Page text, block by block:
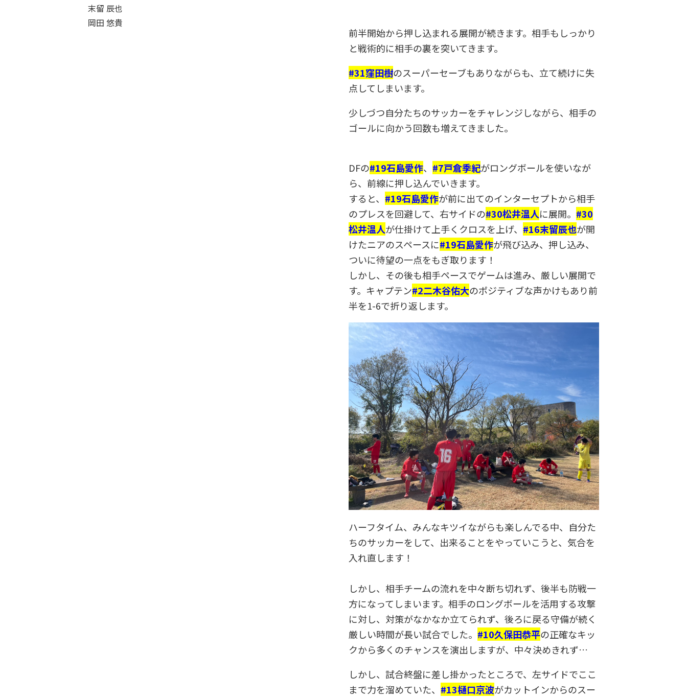
末留 辰也
岡田 悠貴
前半開始から押し込まれる展開が続きます。相手もしっかり
と戦術的に相手の裏を突いてきます。
#31窪田樹のスーパーセーブもありながらも、立て続けに失
点してしまいます。
少しづつ自分たちのサッカーをチャレンジしながら、相手の
ゴールに向かう回数も増えてきました。
DFの#19石島愛作、 #7戸倉季紀がロングボールを使いなが
ら、前線に押し込んでいきます。
すると、 #19石島愛作が前に出てのインターセプトから相手
のプレスを回避して、右サイドの#30松井温人に展開。 #30
松井温人が仕掛けて上手くクロスを上げ、 #16末留辰也が開
けたニアのスペースに#19石島愛作が飛び込み、押し込み、
ついに待望の一点をもぎ取ります！
しかし、その後も相手ペースでゲームは進み、厳しい展開で
す。キャプテン#2二木谷佑大のポジティブな声かけもあり前
半を1-6で折り返します。
ハーフタイム、みんなキツイながらも楽しんでる中、自分た
ちのサッカーをして、出来ることをやっていこうと、気合を
入れ直します！
しかし、相手チームの流れを中々断ち切れず、後半も防戦一
方になってしまいます。相手のロングボールを活用する攻撃
に対し、対策がなかなか立てられず、後ろに戻る守備が続く
厳しい時間が長い試合でした。 #10久保田恭平の正確なキッ
クから多くのチャンスを演出しますが、中々決めきれず…
しかし、試合終盤に差し掛かったところで、左サイドでここ
まで力を溜めていた、 #13樋口京波がカットインからのスー